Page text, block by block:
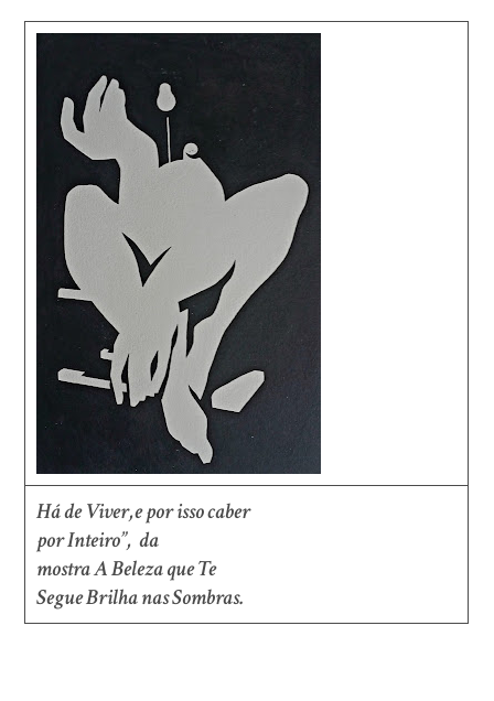
Há de Viver,e por isso caber
por Inteiro”, da
mostra A Beleza que Te
Segue Brilha nas Sombras.